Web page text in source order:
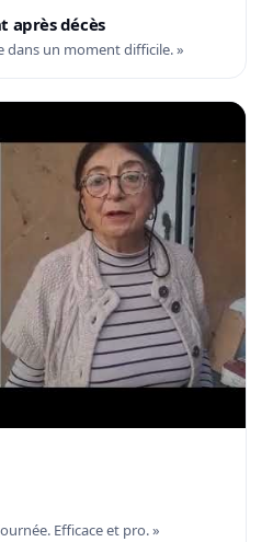
après décès
dans un moment difficile. »
Efficace et pro. »